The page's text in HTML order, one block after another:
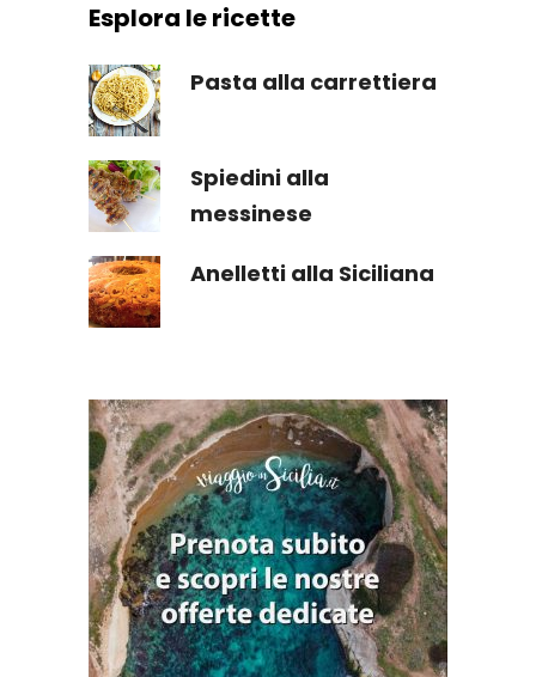
Esplora le ricette
Pasta alla carrettiera
Spiedini alla
messinese
Anelletti alla Siciliana